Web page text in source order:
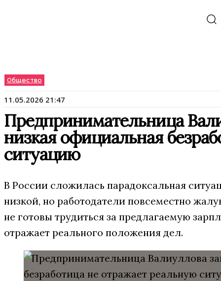
Общество
11.05.2026 21:47
Предпринимательница
низкая официальная
ситуацию
В России сложилась парадоксальная
низкой, но работодатели повсеместно
не готовы трудиться за предлагаемую
отражает реального положения дел.